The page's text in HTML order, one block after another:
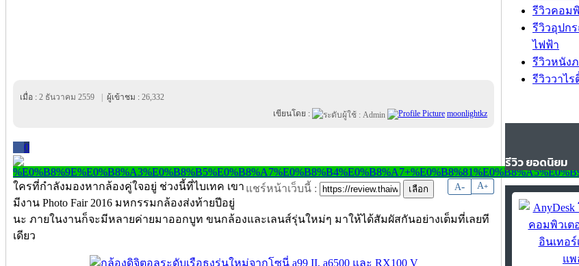
เมื่อ : 2 ธันวาคม 2559 ผู้เข้าชม : 26,332
เขียนโดย :
moonlightkz
0
A- A+
แชร์หน้าเว็บนี้ :
ใครที่กำลังมองหากล้องคู่ใจอยู่ ช่วงนี้ที่ไบเทค เขา
มีงาน Photo Fair 2016 มหกรรมกล้องส่งท้ายปีอยู่
นะ ภายในงานก็จะมีหลายค่ายมาออกบูท ขนกล้องและเลนส์รุ่นใหม่ๆ มาให้ได้สัมผัสกันอย่างเต็มที่เลยที
เดียว
รีวิวคอม
รีวิวอุปก
ไฟฟ้า
รีวิวหนัง
รีวิววาไร
รีวิว ยอดนิยม